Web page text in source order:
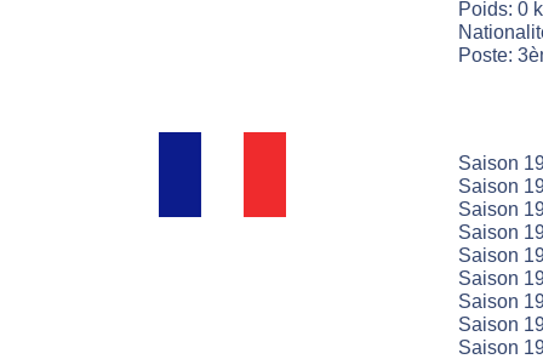
Poids: 0
Poste:
Saison
Saison
Saison
Saison
Saison
Saison
Saison
Saison
Saison